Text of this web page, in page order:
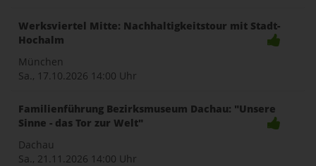
Werksviertel Mitte: Nachhaltigkeitstour mit Stadt-
Hochalm
München
Sa., 17.10.2026 14:00 Uhr
Familienführung Bezirksmuseum Dachau: "Unsere
Sinne - das Tor zur Welt"
Dachau
Sa., 21.11.2026 14:00 Uhr